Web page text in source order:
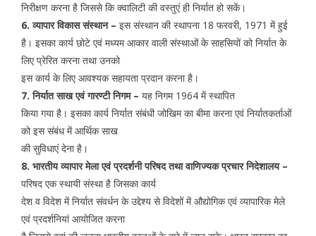
निरीक्षण करना है जिससे कि क्वालिटी की वस्तुएं ही निर्यात हो सकें।
6. व्यापार विकास संस्थान – इस संस्थान की स्थापना 18 फरवरी, 1971 में हुई
है। इसका कार्य छोटे एवं मध्यम आकार वाली संस्थाओं के साहसियों को निर्यात के
लिए प्रेरित करना तथा उनको
इस कार्य के लिए आवश्यक सहायता प्रदान करना है।
7. निर्यात साख एवं गारण्टी निगम – यह निगम 1964 में स्थापित
किया गया है। इसका कार्य निर्यात संबंधी जोखिम का बीमा करना एवं निर्यातकर्ताओं
को इस संबंध में आर्थिक साख
की सुविधाएं देना है।
8. भारतीय व्यापार मेला एवं प्रदर्शनी परिषद तथा वाणिज्यक प्रचार निदेशालय –
परिषद एक स्थायी संस्था है जिसका कार्य
देश व विदेश में निर्यात संवर्धन के उद्देश्य से विदेशों में औद्योगिक एवं व्यापारिक मेले
एवं प्रदर्शनियां आयोजित करना